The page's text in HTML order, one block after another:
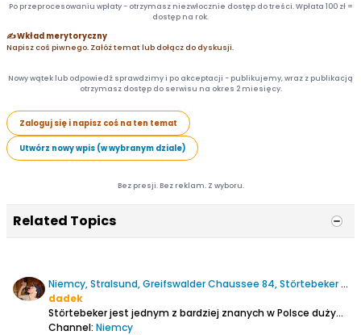
Po przeprocesowaniu wpłaty - otrzymasz niezwłocznie dostęp do treści. Wpłata 100 zł =
dostęp na rok.
✍️ Wkład merytoryczny
Napisz coś piwnego. Załóż temat lub dołącz do dyskusji.
Nowy wątek lub odpowiedź sprawdzimy i po akceptacji - publikujemy, wraz z publikacją
otrzymasz dostęp do serwisu na okres 2 miesięcy.
Zaloguj się i napisz coś na ten temat
Utwórz nowy wpis (w wybranym dziale)
Bez presji. Bez reklam. Z wyboru.
Related Topics
Niemcy, Stralsund, Greifswalder Chaussee 84, Störtebeker Braugasthaus
dadek
Störtebeker jest jednym z bardziej znanych w Polsce dużych browarów warzących nie tylko typową niemiecką klasykę ale i piwa nowofalowe. Są one u nas do nabycia w wielu sklepach specjalistycznych, w Niemczech też lepsze Getränkemarkt je mają, więc wielokrotnie była okazja ich spróbować....
Channel: Niemcy